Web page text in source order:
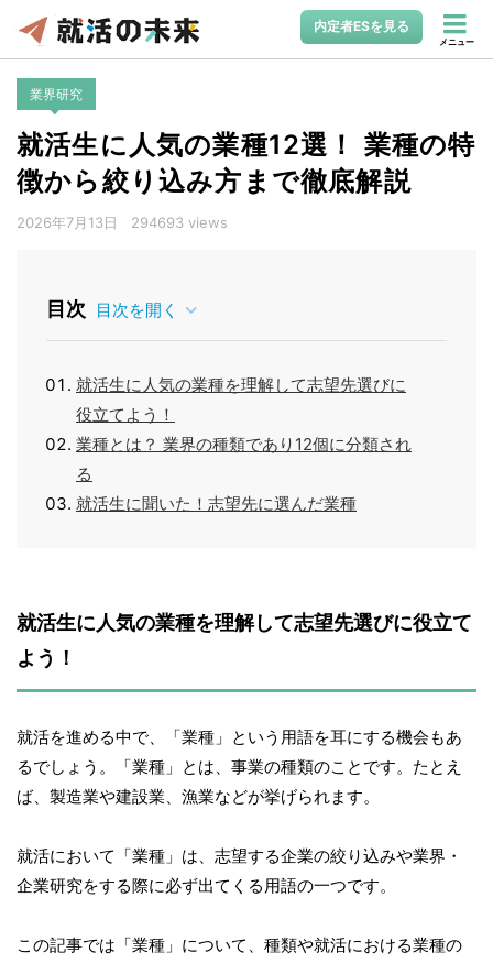
内定者ESを見る
メニュー
業界研究
就活生に人気の業種12選！ 業種の特
徴から絞り込み方まで徹底解説
2026年7月13日 294693 views
目次 目次を開く
就活生に人気の業種を理解して志望先選びに
役立てよう！
業種とは？ 業界の種類であり12個に分類され
る
就活生に聞いた！志望先に選んだ業種
就活生に人気の業種を理解して志望先選びに役立て
よう！
就活を進める中で、「業種」という用語を耳にする機会もあ
るでしょう。「業種」とは、事業の種類のことです。たとえ
ば、製造業や建設業、漁業などが挙げられます。
就活において「業種」は、志望する企業の絞り込みや業界・
企業研究をする際に必ず出てくる用語の一つです。
この記事では「業種」について、種類や就活における業種の